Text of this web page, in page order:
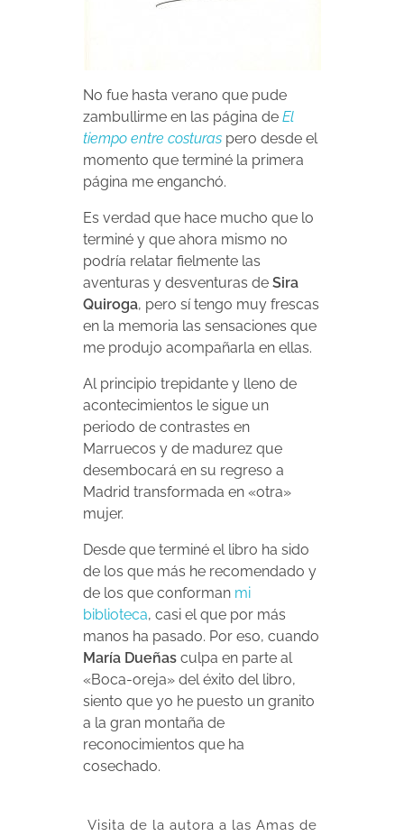
No fue hasta verano que pude
zambullirme en las página de El
tiempo entre costuras pero desde el
momento que terminé la primera
página me enganchó.
Es verdad que hace mucho que lo
terminé y que ahora mismo no
podría relatar fielmente las
aventuras y desventuras de Sira
Quiroga, pero sí tengo muy frescas
en la memoria las sensaciones que
me produjo acompañarla en ellas.
Al principio trepidante y lleno de
acontecimientos le sigue un
periodo de contrastes en
Marruecos y de madurez que
desembocará en su regreso a
Madrid transformada en «otra»
mujer.
Desde que terminé el libro ha sido
de los que más he recomendado y
de los que conforman mi
biblioteca, casi el que por más
manos ha pasado. Por eso, cuando
María Dueñas culpa en parte al
«Boca-oreja» del éxito del libro,
siento que yo he puesto un granito
a la gran montaña de
reconocimientos que ha
cosechado.
Visita de la autora a las Amas de